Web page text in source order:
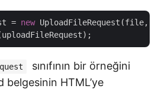
= new UploadFileRequest(file,
sınıfının bir örneğini
belgesinin HTML’ye